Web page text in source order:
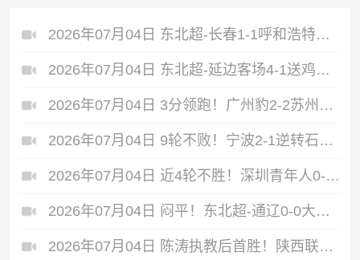
2026年07月04日 东北超-长春1-1呼和浩特不败领跑 呼和浩特4轮3平1负仍不胜
2026年07月04日 东北超-延边客场4-1送鸡西四连败 延边收获2连胜
2026年07月04日 3分领跑！广州豹2-2苏州东吴 卡马拉救主罗萨&埃斯特雷拉世界波
2026年07月04日 9轮不败！宁波2-1逆转石家庄功夫 莱昂纳多造点+点射刘洋制胜
2026年07月04日 近4轮不胜！深圳青年人0-0闷平南通支云 青年人仍中甲第2支云第3
2026年07月04日 闷平！东北超-通辽0-0大连 两队均1胜3平保持不败 大连遭三连平
2026年07月04日 陈涛执教后首胜！陕西联合2-1无锡吴钩 伊兰杜斯特双响+绝杀